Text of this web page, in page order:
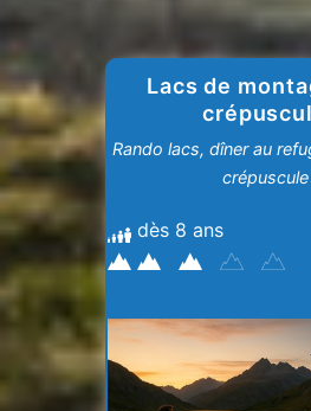
Lacs de
Rando lacs, dîner au
crépuscule
dès 8 ans